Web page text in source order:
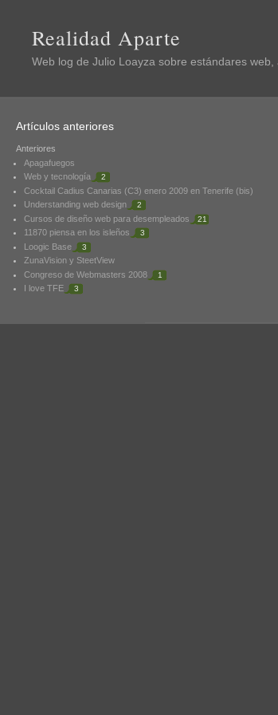
Realidad Aparte
Web log de Julio Loayza sobre estándares web,
Artículos anteriores
Anteriores
Apagafuegos
Web y tecnología
2
Cocktail Cadius Canarias (C3) enero 2009 en Tenerife (bis)
Understanding web design
2
Cursos de diseño web para desempleados 21
11870 piensa en los isleños 3
Loogic Base 3
ZunaVision y SteetView
Congreso de Webmasters 2008
1
I love TFE 3